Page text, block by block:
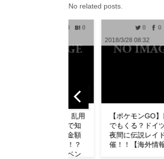
No related posts.
0
2018/3/30 10:00
ポケモン
ースより無
ついてお知
0 0
【ポケモンGO】日本
でもくる？ドイツで
夜間に伝説レイド開
催！！【海外情報】